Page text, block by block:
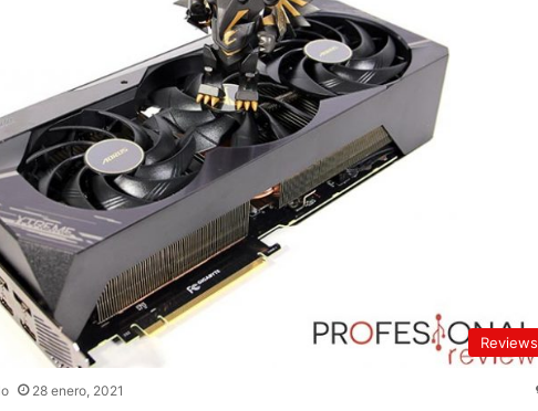
Reviews
28 enero, 2021